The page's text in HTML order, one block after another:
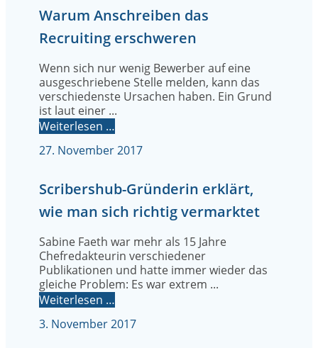
Warum Anschreiben das
Recruiting erschweren
Wenn sich nur wenig Bewerber auf eine
ausgeschriebene Stelle melden, kann das
verschiedenste Ursachen haben. Ein Grund
ist laut einer ...
Weiterlesen …
27. November 2017
Scribershub-Gründerin erklärt,
wie man sich richtig vermarktet
Sabine Faeth war mehr als 15 Jahre
Chefredakteurin verschiedener
Publikationen und hatte immer wieder das
gleiche Problem: Es war extrem ...
Weiterlesen …
3. November 2017